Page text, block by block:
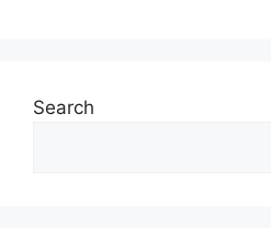
Search